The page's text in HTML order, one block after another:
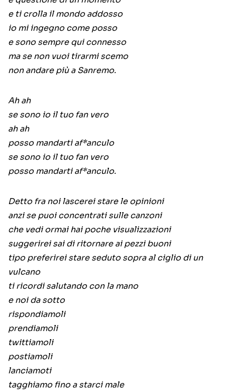
e ti crolla il mondo addosso
io mi ingegno come posso
e sono sempre qui connesso
ma se non vuoi tirarmi scemo
non andare più a Sanremo.
Ah ah
se sono io il tuo fan vero
ah ah
posso mandarti af*anculo
se sono io il tuo fan vero
posso mandarti af*anculo.
Detto fra noi lascerei stare le opinioni
anzi se puoi concentrati sulle canzoni
che vedi ormai hai poche visualizzazioni
suggerirei sai di ritornare ai pezzi buoni
tipo preferirei stare seduto sopra al ciglio di un
vulcano
ti ricordi salutando con la mano
e noi da sotto
rispondiamoli
prendiamoli
twittiamoli
postiamoli
lanciamoti
tagghiamo fino a starci male